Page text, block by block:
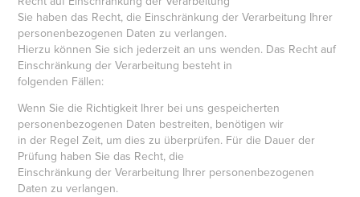
Sie haben das Recht, die Einschränkung der Verarbeitung Ihrer
personenbezogenen Daten zu verlangen.
Hierzu können Sie sich jederzeit an uns wenden. Das Recht auf
Einschränkung der Verarbeitung besteht in
folgenden Fällen:
Wenn Sie die Richtigkeit Ihrer bei uns gespeicherten
personenbezogenen Daten bestreiten, benötigen wir
in der Regel Zeit, um dies zu überprüfen. Für die Dauer der
Prüfung haben Sie das Recht, die
Einschränkung der Verarbeitung Ihrer personenbezogenen
Daten zu verlangen.